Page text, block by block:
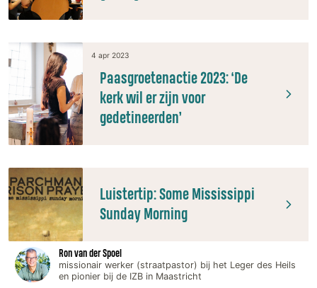
Paasgroetenactie 2023: ‘De
kerk wil er zijn voor
gedetineerden’
4 apr 2023
Luistertip: Some Mississippi
Sunday Morning
Ron van der Spoel
missionair werker (straatpastor) bij het Leger des Heils
en pionier bij de IZB in Maastricht